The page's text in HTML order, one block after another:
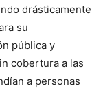
drásticamente
su
pública y
cobertura a las
a personas